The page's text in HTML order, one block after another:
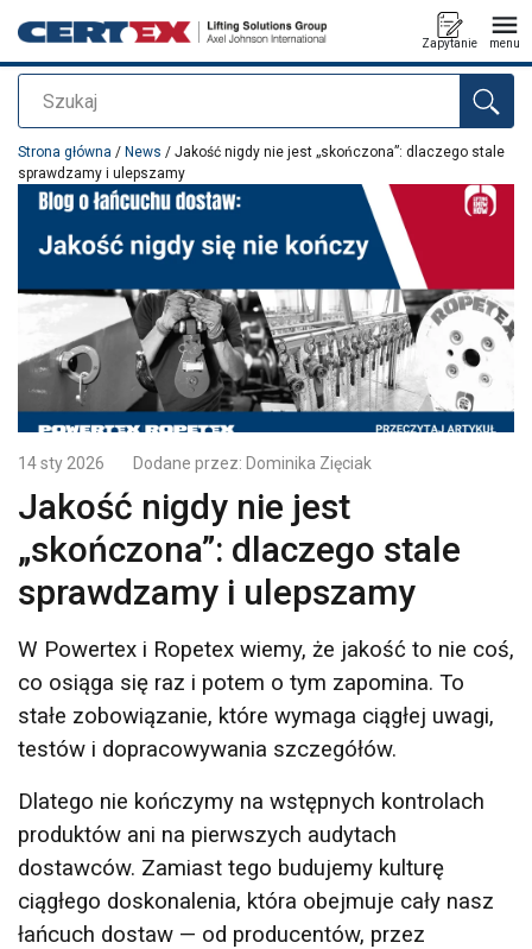
Szukaj
Zapytanie menu
Dodano do zapytania
Strona główna / News / Jakość nigdy nie jest „skończona”: dlaczego stale
sprawdzamy i ulepszamy
14 sty 2026 Dodane przez: Dominika Zięciak
Jakość nigdy nie jest
„skończona”: dlaczego stale
sprawdzamy i ulepszamy
W Powertex i Ropetex wiemy, że jakość to nie coś,
co osiąga się raz i potem o tym zapomina. To
stałe zobowiązanie, które wymaga ciągłej uwagi,
testów i dopracowywania szczegółów.
Dlatego nie kończymy na wstępnych kontrolach
produktów ani na pierwszych audytach
dostawców. Zamiast tego budujemy kulturę
ciągłego doskonalenia, która obejmuje cały nasz
łańcuch dostaw — od producentów, przez